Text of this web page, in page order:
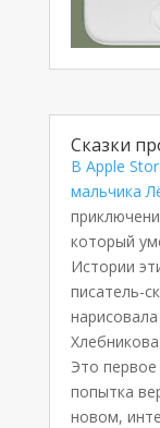
Сказки
В Apple
мальчика
который
Истории
писатель-
Хлебникова.
Это
попытка
новом,